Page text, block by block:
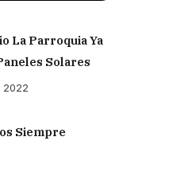
La Parroquia Ya
Solares
2022
Siempre